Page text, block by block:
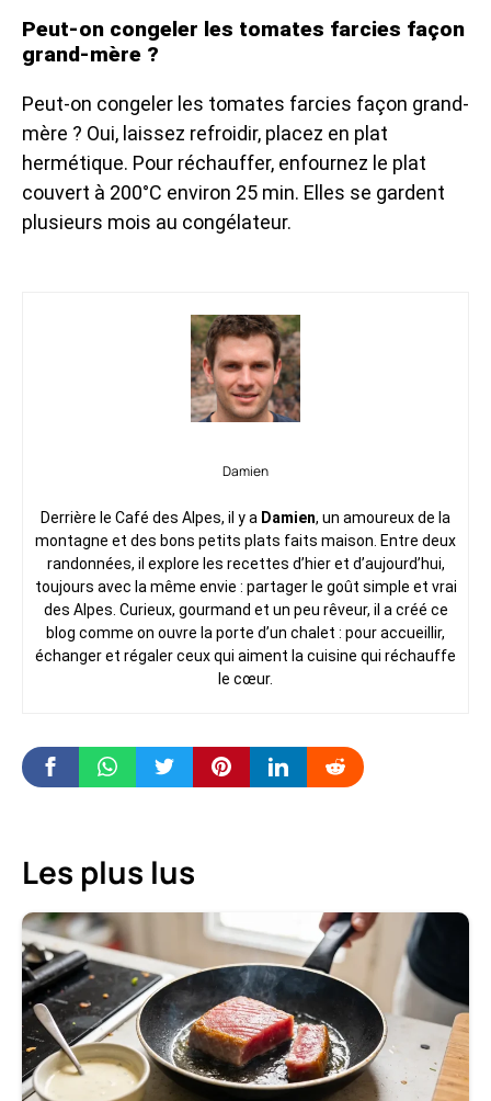
Peut-on congeler les tomates farcies façon
grand-mère ?
Peut-on congeler les tomates farcies façon grand-
mère ? Oui, laissez refroidir, placez en plat
hermétique. Pour réchauffer, enfournez le plat
couvert à 200°C environ 25 min. Elles se gardent
plusieurs mois au congélateur.
Damien
Derrière le Café des Alpes, il y a Damien, un amoureux de la
montagne et des bons petits plats faits maison. Entre deux
randonnées, il explore les recettes d’hier et d’aujourd’hui,
toujours avec la même envie : partager le goût simple et vrai
des Alpes. Curieux, gourmand et un peu rêveur, il a créé ce
blog comme on ouvre la porte d’un chalet : pour accueillir,
échanger et régaler ceux qui aiment la cuisine qui réchauffe
le cœur.
Les plus lus